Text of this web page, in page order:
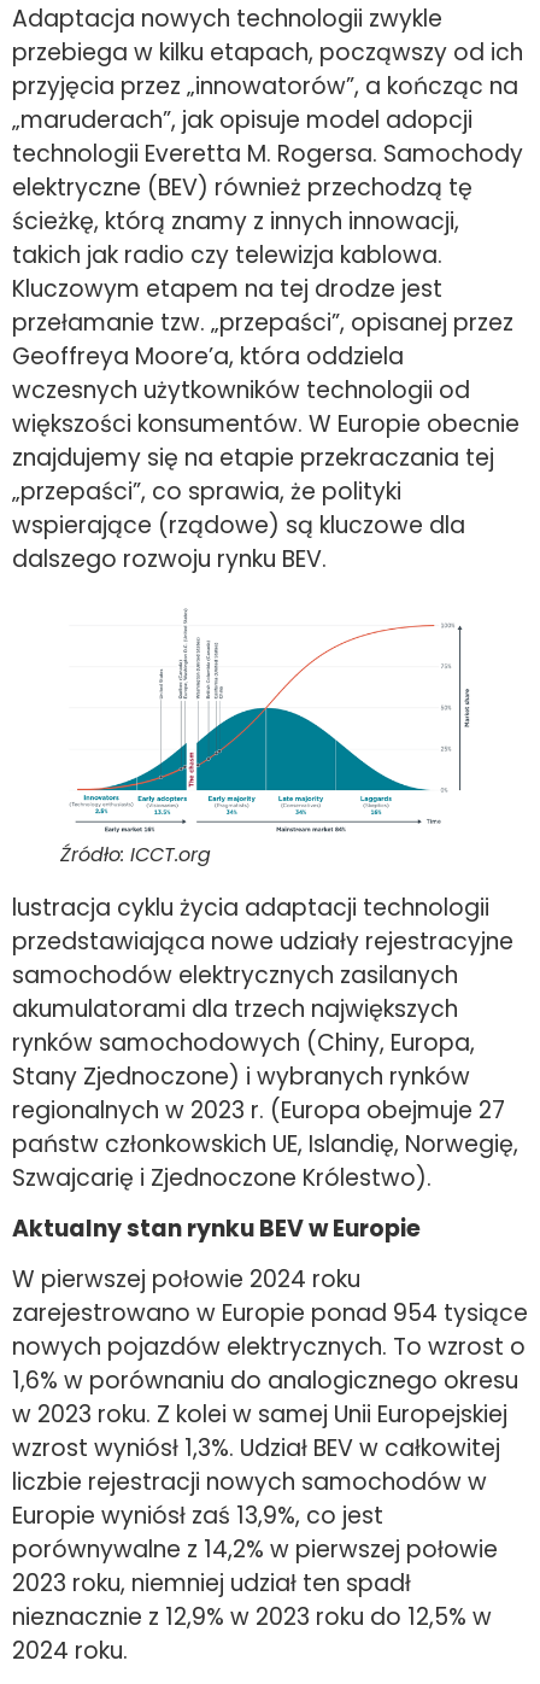
Adaptacja nowych technologii zwykle
przebiega w kilku etapach, począwszy od ich
przyjęcia przez „innowatorów”, a kończąc na
„maruderach”, jak opisuje model adopcji
technologii Everetta M. Rogersa. Samochody
elektryczne (BEV) również przechodzą tę
ścieżkę, którą znamy z innych innowacji,
takich jak radio czy telewizja kablowa.
Kluczowym etapem na tej drodze jest
przełamanie tzw. „przepaści”, opisanej przez
Geoffreya Moore’a, która oddziela
wczesnych użytkowników technologii od
większości konsumentów. W Europie obecnie
znajdujemy się na etapie przekraczania tej
„przepaści”, co sprawia, że polityki
wspierające (rządowe) są kluczowe dla
dalszego rozwoju rynku BEV.
Źródło: ICCT.org
lustracja cyklu życia adaptacji technologii
przedstawiająca nowe udziały rejestracyjne
samochodów elektrycznych zasilanych
akumulatorami dla trzech największych
rynków samochodowych (Chiny, Europa,
Stany Zjednoczone) i wybranych rynków
regionalnych w 2023 r. (Europa obejmuje 27
państw członkowskich UE, Islandię, Norwegię,
Szwajcarię i Zjednoczone Królestwo).
Aktualny stan rynku BEV w Europie
W pierwszej połowie 2024 roku
zarejestrowano w Europie ponad 954 tysiące
nowych pojazdów elektrycznych. To wzrost o
1,6% w porównaniu do analogicznego okresu
w 2023 roku. Z kolei w samej Unii Europejskiej
wzrost wyniósł 1,3%. Udział BEV w całkowitej
liczbie rejestracji nowych samochodów w
Europie wyniósł zaś 13,9%, co jest
porównywalne z 14,2% w pierwszej połowie
2023 roku, niemniej udział ten spadł
nieznacznie z 12,9% w 2023 roku do 12,5% w
2024 roku.